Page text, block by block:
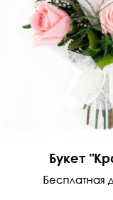
роза - 7шт.,
55 см
Букет